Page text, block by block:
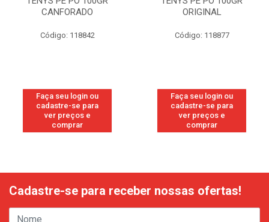
CANFORADO
Código: 118842
Faça seu login ou
cadastre-se para
ver preços e
comprar
ORIGINAL
Código: 118877
Faça seu login ou
cadastre-se para
ver preços e
comprar
Cadastre-se para receber nossas ofertas!